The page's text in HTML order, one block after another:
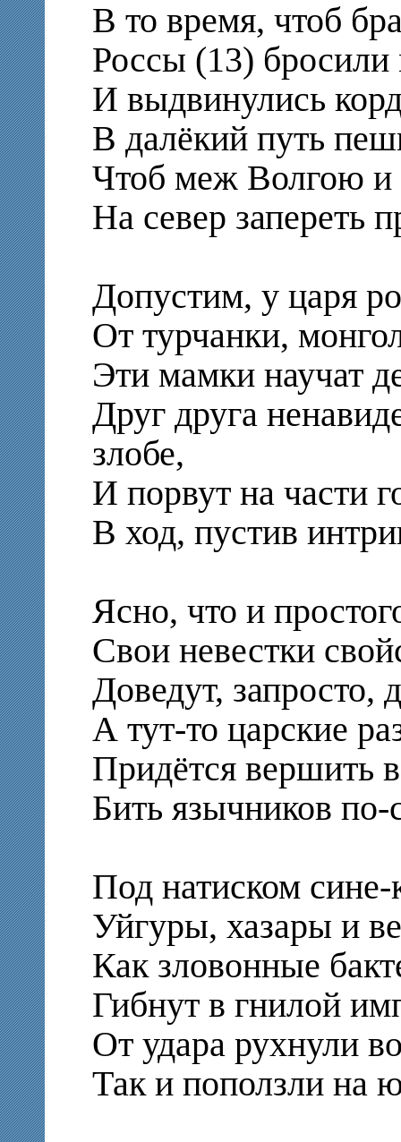
В то время, чтоб
Россы (13)
И
В далёкий путь
Чтоб меж Волгою
На север запереть
Допустим, у царя
От турчанки,
Эти мамки научат
Друг друга
злобе,
И порвут на части
В ход, пустив
Ясно, что и
Свои невестки
Доведут, запросто,
А тут-то царские
Придётся вершить
Бить язычников
Под натиском
Уйгуры, хазары и
Как зловонные
Гибнут в гнилой
От удара рухнули
Так и поползли на